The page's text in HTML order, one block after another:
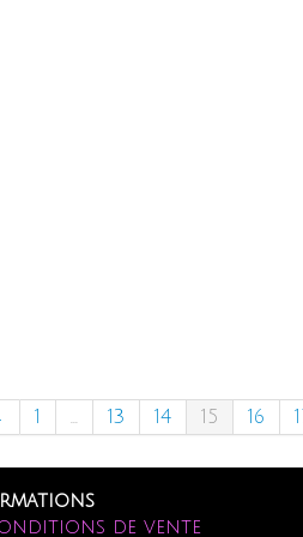
1 13 14 15 16
de vente